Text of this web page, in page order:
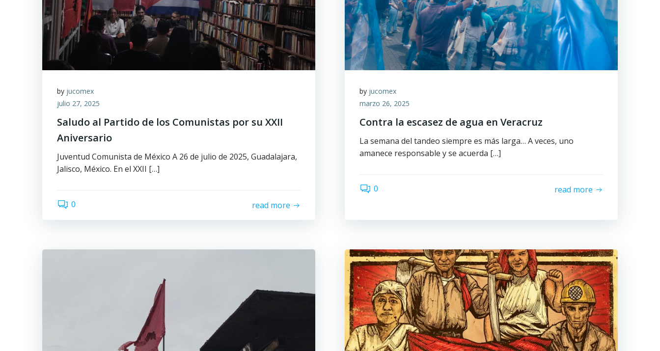
by jucomex
julio 27, 2025
Saludo al Partido de los Comunistas por su XXII
Aniversario
Juventud Comunista de México A 26 de julio de 2025, Guadalajara,
Jalisco, México. En el XXII […]
0 read more
by jucomex
marzo 26, 2025
Contra la escasez de agua en Veracruz
La semana del tandeo siempre es más larga… A veces, uno
amanece responsable y se acuerda […]
0 read more